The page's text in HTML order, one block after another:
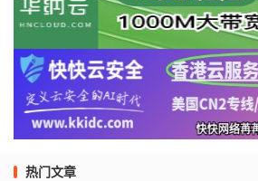
热门文章